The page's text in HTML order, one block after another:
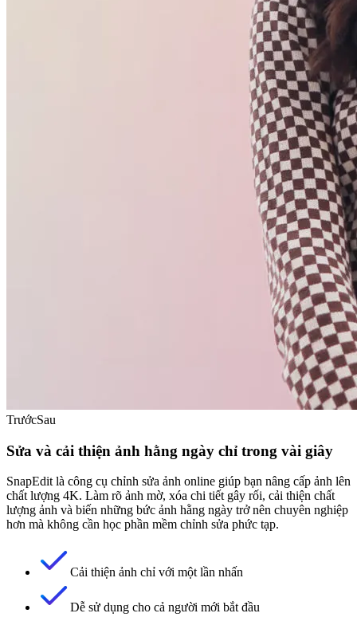
TrướcSau
Sửa và cải thiện ảnh hằng ngày chỉ trong vài giây
SnapEdit là công cụ chỉnh sửa ảnh online giúp bạn nâng cấp ảnh lên
chất lượng 4K. Làm rõ ảnh mờ, xóa chi tiết gây rối, cải thiện chất
lượng ảnh và biến những bức ảnh hằng ngày trở nên chuyên nghiệp
hơn mà không cần học phần mềm chỉnh sửa phức tạp.
Cải thiện ảnh chỉ với một lần nhấn
Dễ sử dụng cho cả người mới bắt đầu